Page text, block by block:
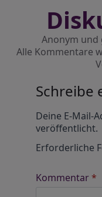
Anonym und
Alle Kommentare
Schreibe
Deine E-Mail-
veröffentlicht.
Erforderliche
Kommentar*